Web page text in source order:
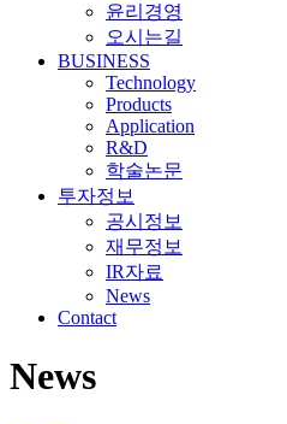
윤리경영
오시는길
BUSINESS
Technology
Products
Application
R&D
학술논문
투자정보
공시정보
재무정보
IR자료
News
Contact
News